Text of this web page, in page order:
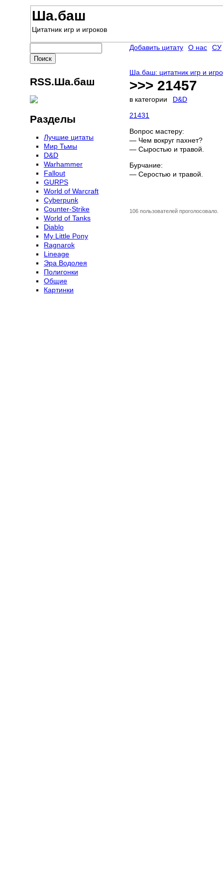
Ша.баш
Цитатник игр и игроков
Ша.баш: цитатник игр и
>>> 21457
в категории
D&D
21431
Вопрос мастеру:
— Чем вокруг пахнет?
— Сыростью и травой.
Бурчание:
— Серостью и травой.
106 пользователей проголосовало.
Добавить цитату О нас СУ
RSS.Ша.баш
Разделы
Лучшие цитаты
Мир Тьмы
D&D
Warhammer
Fallout
GURPS
World of Warcraft
Сyberpunk
Counter-Strike
World of Tanks
Diablo
My Little Pony
Ragnarok
Lineage
Эра Водолея
Полигонки
Общие
Картинки